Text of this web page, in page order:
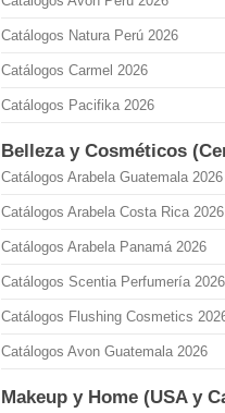
Catálogos Natura Perú 2026
Catálogos Carmel 2026
Catálogos Pacifika 2026
Belleza y Cosméticos
Catálogos Arabela Guatemala 2026
Catálogos Arabela Costa Rica 2026
Catálogos Arabela Panamá 2026
Catálogos Scentia Perfumería 2026
Catálogos Flushing Cosmetics
Catálogos Avon Guatemala 2026
Makeup y Home (USA y